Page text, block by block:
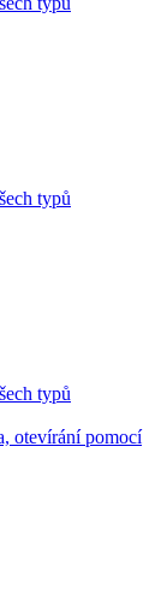
typů
typů
otevírání pomocí